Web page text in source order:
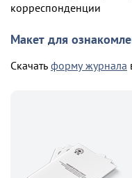
корреспонденции
Макет для
Скачать форму журнала